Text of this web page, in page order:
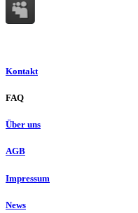
Kontakt
FAQ
Über uns
AGB
Impressum
News